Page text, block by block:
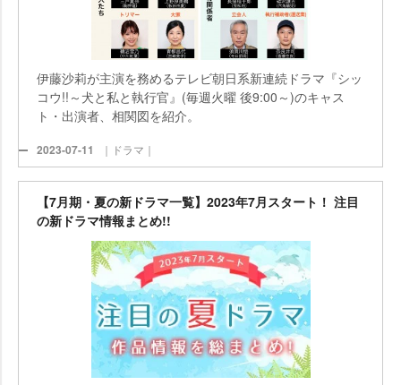
伊藤沙莉が主演を務めるテレビ朝日系新連続ドラマ『シッ
コウ!!～犬と私と執行官』(毎週火曜 後9:00～)のキャス
ト・出演者、相関図を紹介。
2023-07-11 ｜ドラマ｜
【7月期・夏の新ドラマ一覧】2023年7月スタート！ 注目
の新ドラマ情報まとめ!!